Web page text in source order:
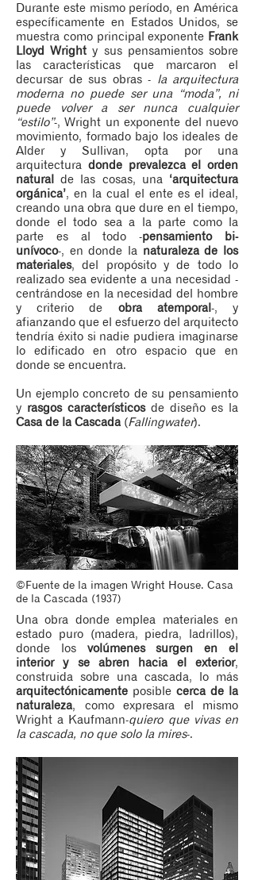
Durante este mismo período, en América
específicamente en Estados Unidos, se
muestra como principal exponente Frank
Lloyd Wright y sus pensamientos sobre
las características que marcaron el
decursar de sus obras - la arquitectura
moderna no puede ser una “moda”, ni
puede volver a ser nunca cualquier
“estilo”-, Wright un exponente del nuevo
movimiento, formado bajo los ideales de
Alder y Sullivan, opta por una
arquitectura donde prevalezca el orden
natural de las cosas, una ‘arquitectura
orgánica’, en la cual el ente es el ideal,
creando una obra que dure en el tiempo,
donde el todo sea a la parte como la
parte es al todo -pensamiento bi-
unívoco-, en donde la naturaleza de los
materiales, del propósito y de todo lo
realizado sea evidente a una necesidad -
centrándose en la necesidad del hombre
y criterio de obra atemporal-, y
afianzando que el esfuerzo del arquitecto
tendría éxito si nadie pudiera imaginarse
lo edificado en otro espacio que en
donde se encuentra.
Un ejemplo concreto de su pensamiento
y rasgos característicosde diseño es la
Casa de la Cascada(Fallingwater).
©Fuente de la imagen Wright House. Casa
de la Cascada (1937)
Una obra donde emplea materiales en
estado puro (madera, piedra, ladrillos),
donde los volúmenes surgen en el
interior y se abren hacia el exterior,
construida sobre una cascada, lo más
arquitectónicamente posible cerca de la
naturaleza, como expresara el mismo
Wright a Kaufmann-quiero que vivas en
la cascada, no que solo la mires-.